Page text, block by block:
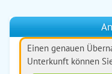
Einen genauen
Unterkunft können